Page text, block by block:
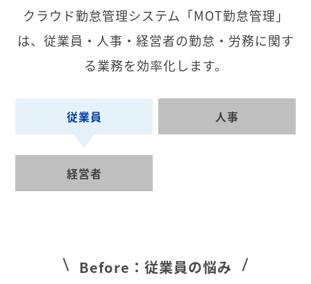
クラウド勤怠管理システム「MOT勤怠管理」
は、従業員・人事・経営者の勤怠・労務に関す
る業務を効率化します。
従業員 人事
経営者
Before：従業員の悩み